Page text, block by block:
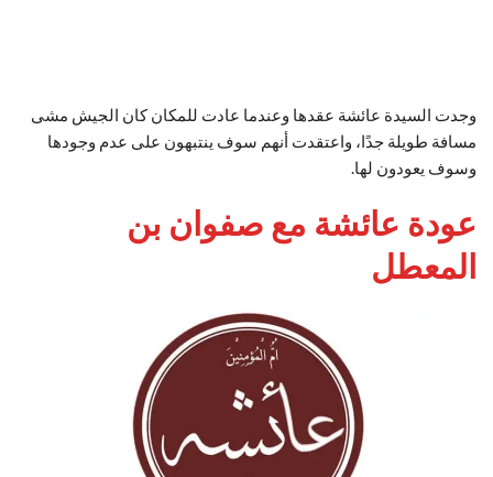
وجدت السيدة عائشة عقدها وعندما عادت للمكان كان الجيش مشى
مسافة طويلة جدًا، واعتقدت أنهم سوف ينتبهون على عدم وجودها
وسوف يعودون لها.
عودة عائشة مع صفوان بن
المعطل